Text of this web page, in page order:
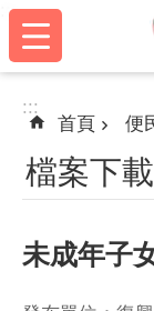
跳到主要內容區塊
:::
:::
首頁 便
檔案下載
未成年子